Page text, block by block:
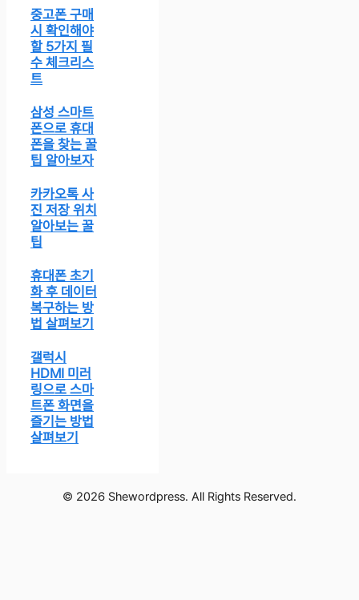
중고폰 구매
시 확인해야
할 5가지 필
수 체크리스
트
삼성 스마트
폰으로 휴대
폰을 찾는 꿀
팁 알아보자
카카오톡 사
진 저장 위치
알아보는 꿀
팁
휴대폰 초기
화 후 데이터
복구하는 방
법 살펴보기
갤럭시
HDMI 미러
링으로 스마
트폰 화면을
즐기는 방법
살펴보기
© 2026 Shewordpress. All Rights Reserved.